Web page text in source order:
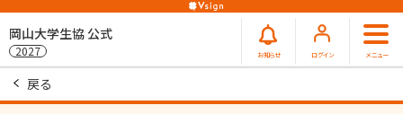
岡山大学生協 公式
2027 お知らせ ログイン メニュー
戻る